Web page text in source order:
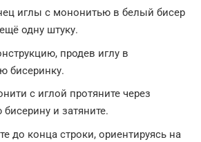
иглы с мононитью в белый бисер
одну штуку.
продев иглу в
бисеринку.
с иглой протяните через
и затяните.
до конца строки, ориентируясь на